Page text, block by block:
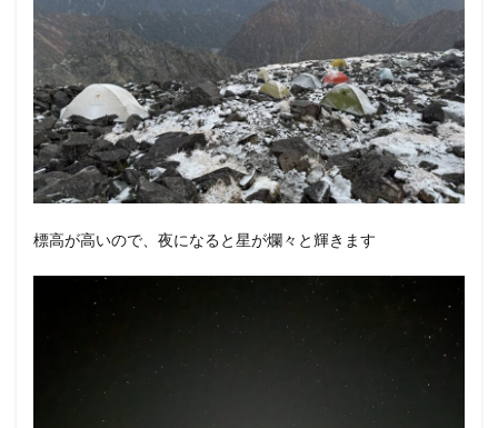
標高が高いので、夜になると星が爛々と輝きます